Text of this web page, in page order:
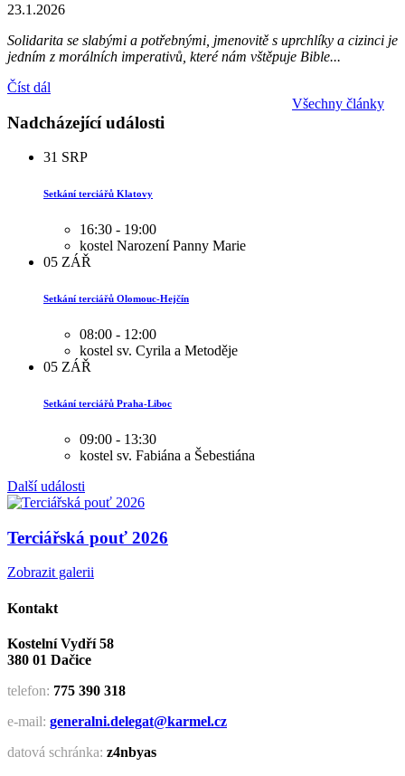
23.1.2026
Solidarita se slabými a potřebnými, jmenovitě s uprchlíky a cizinci je
jedním z morálních imperativů, které nám vštěpuje Bible...
Číst dál
Všechny články
Nadcházející události
31 SRP
Setkání terciářů Klatovy
16:30 - 19:00
kostel Narození Panny Marie
05 ZÁŘ
Setkání terciářů Olomouc-Hejčín
08:00 - 12:00
kostel sv. Cyrila a Metoděje
05 ZÁŘ
Setkání terciářů Praha-Liboc
09:00 - 13:30
kostel sv. Fabiána a Šebestiána
Další události
Terciářská pouť 2026
Zobrazit galerii
Kontakt
Kostelní Vydří 58
380 01 Dačice
telefon: 775 390 318
e-mail: generalni.delegat@karmel.cz
datová schránka: z4nbyas